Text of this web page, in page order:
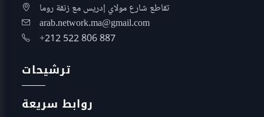
تقاطع شارع مولاي إدريس مع زنقة روما
arab.network.ma@gmail.com
+212 522 806 887
ترشيحات
روابط سريعة